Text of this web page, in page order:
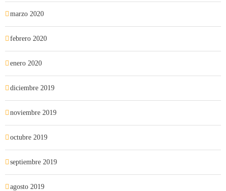
marzo 2020
febrero 2020
enero 2020
diciembre 2019
noviembre 2019
octubre 2019
septiembre 2019
agosto 2019